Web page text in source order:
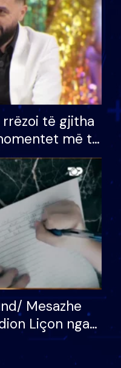
rrëzoi të gjitha
më të
VIP: Do më
kur…
Mesazhe
Liçon nga
moderatori
meritoj…